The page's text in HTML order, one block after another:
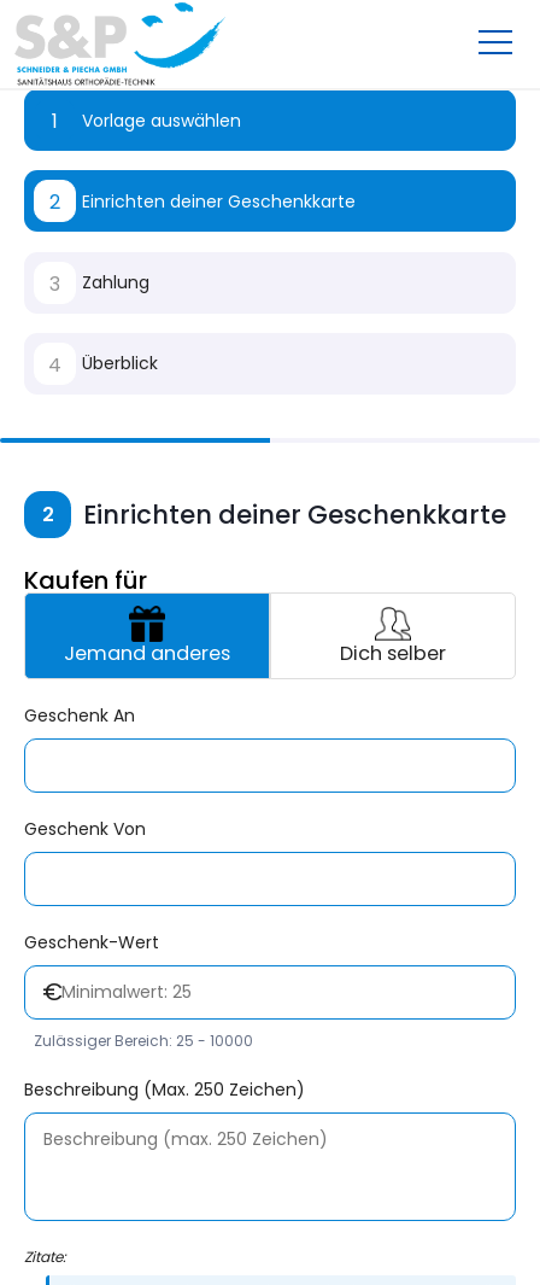
1 Vorlage auswählen
2 Einrichten deiner Geschenkkarte
3 Zahlung
4 Überblick
2 Einrichten deiner Geschenkkarte
Kaufen für
Jemand anderes Dich selber
Geschenk An
Geschenk Von
Geschenk-Wert
€
Zulässiger Bereich: 25 - 10000
Beschreibung (max. 250 Zeichen)
Zitate: